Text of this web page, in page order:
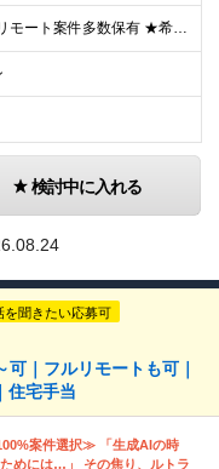
★フルリモートOK！リモート案件多数保有 ★希望の勤務地に配属します ★転居を伴う転勤はありません お客様先での勤務となります。 ■東京本社／東京都渋谷区代官山町8-7 DAIWA代官山ビル ■大
検討中に入れる
を聞きたい応募可
｜フルリモートも可｜
住宅手当
案件選択≫ 「生成AIの時
めには…」 その焦り、ルトラ